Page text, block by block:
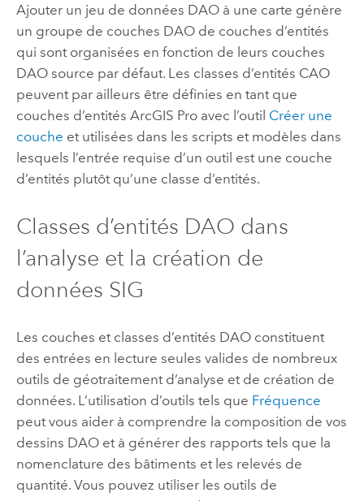
Ajouter un jeu de données DAO à une carte génère
un groupe de couches DAO de couches d’entités
qui sont organisées en fonction de leurs couches
DAO source par défaut. Les classes d’entités CAO
peuvent par ailleurs être définies en tant que
couches d’entités ArcGIS Proavec l’outil Créer une
couche et utilisées dans les scripts et modèles dans
lesquels l’entrée requise d’un outil est une couche
d’entités plutôt qu’une classe d’entités.
Classes d’entités DAO dans
l’analyse et la création de
données SIG
Les couches et classes d’entités DAO constituent
des entrées en lecture seules valides de nombreux
outils de géotraitement d’analyse et de création de
données. L’utilisation d’outils tels que Fréquence
peut vous aider à comprendre la composition de vos
dessins DAO et à générer des rapports tels que la
nomenclature des bâtiments et les relevés de
quantité. Vous pouvez utiliser les outils de